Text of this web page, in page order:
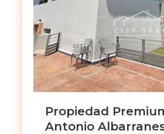
Propiedad
Antonio